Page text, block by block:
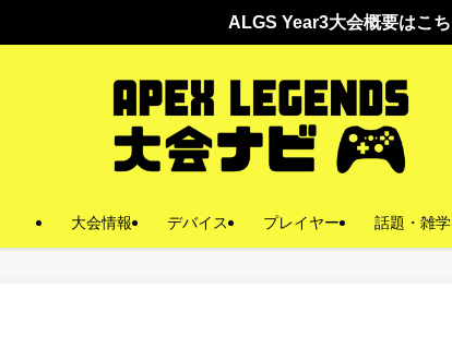
ALGS Year3大会概要はこちら
大会情報 デバイス プレイヤー 話題・雑学